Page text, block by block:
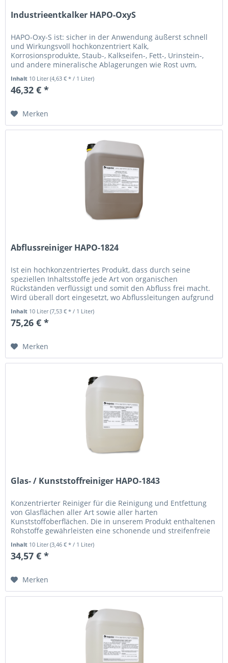
Industrieentkalker HAPO-OxyS
HAPO-Oxy-S ist: sicher in der Anwendung äußerst schnell
und Wirkungsvoll hochkonzentriert Kalk,
Korrosionsprodukte, Staub-, Kalkseifen-, Fett-, Urinstein-,
und andere mineralische Ablagerungen wie Rost uvm,
Inhalt 10 Liter(4,63 € * / 1 Liter)
46,32 € *
Merken
Abflussreiniger HAPO-1824
Ist ein hochkonzentriertes Produkt, dass durch seine
speziellen Inhaltsstoffe jede Art von organischen
Rückständen verflüssigt und somit den Abfluss frei macht.
Wird überall dort eingesetzt, wo Abflussleitungen aufgrund
Inhalt 10 Liter(7,53 € * / 1 Liter)
75,26 € *
Merken
Glas- / Kunststoffreiniger HAPO-1843
Konzentrierter Reiniger für die Reinigung und Entfettung
von Glasflächen aller Art sowie aller harten
Kunststoffoberflächen. Die in unserem Produkt enthaltenen
Rohstoffe gewährleisten eine schonende und streifenfreie
Inhalt 10 Liter(3,46 € * / 1 Liter)
34,57 € *
Merken